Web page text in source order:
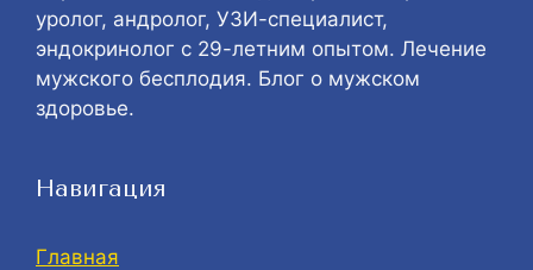
уролог, андролог, УЗИ-специалист,
эндокринолог с 29-летним опытом. Лечение
мужского бесплодия. Блог о мужском
здоровье.
Навигация
Главная